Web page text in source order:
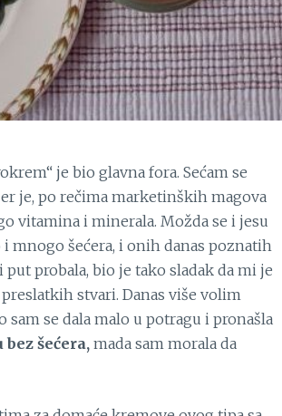
je bio glavna fora. Sećam se
je, po rečima marketinških magova
vitamina i minerala. Možda se i jesu
mnogo šećera, i onih danas poznatih
put probala, bio je tako sladak da mi je
stvari. Danas više volim
sam se dala malo u potragu i pronašla
šećera, mada sam morala da